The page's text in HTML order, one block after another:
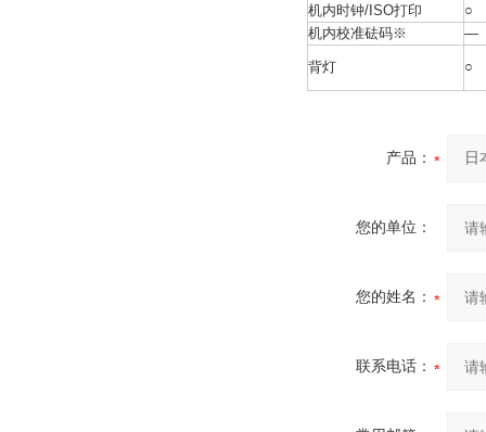
机内时钟/ISO打印
○
机内校准砝码※
—
背灯 ○
产品：
您的单位：
您的姓名：
联系电话：